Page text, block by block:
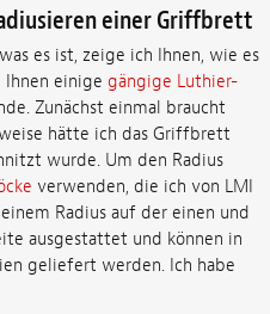
einer Griffbrett
es ist, zeige ich Ihnen, wie es
Ihnen einige gängige Luthier-
Zunächst einmal braucht
hätte ich das Griffbrett
wurde. Um den Radius
verwenden, die ich von LMI
Radius auf der einen und
ausgestattet und können in
geliefert werden. Ich habe